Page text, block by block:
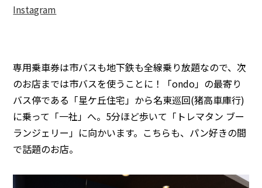
Instagram
専用乗車券は市バスも地下鉄も全線乗り放題なので、次
のお店までは市バスを使うことに！「ondo」の最寄り
バス停である「星ケ丘住宅」から名東巡回(猪高車庫行)
に乗って「一社」へ。5分ほど歩いて「トレマタン ブー
ランジェリー」に向かいます。こちらも、パン好きの間
で話題のお店。